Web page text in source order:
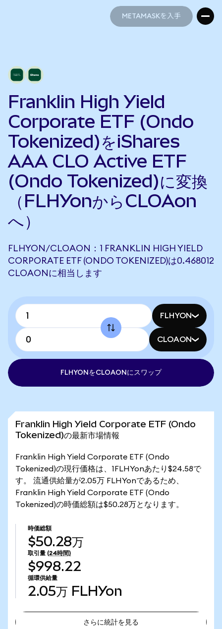
METAMASKを入手
Franklin High Yield
Corporate ETF (Ondo
Tokenized)をiShares
AAA CLO Active ETF
(Ondo Tokenized)に変換
（FLHYonからCLOAon
へ）
FLHYON/CLOAON：1 FRANKLIN HIGH YIELD
CORPORATE ETF (ONDO TOKENIZED)は0.468012
CLOAONに相当します
FLHYON
CLOAON
FLHYONをCLOAONにスワップ
Franklin High Yield Corporate ETF (Ondo
Tokenized)の最新市場情報
Franklin High Yield Corporate ETF (Ondo
Tokenized)の現行価格は、1FLHYonあたり$24.58で
す。 流通供給量が2.05万 FLHYonであるため、
Franklin High Yield Corporate ETF (Ondo
Tokenized)の時価総額は$50.28万となります。
時価総額
$50.28万
取引量 (24時間)
$998.22
循環供給量
2.05万 FLHYon
さらに統計を見る